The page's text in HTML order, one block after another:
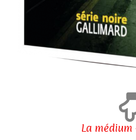
La médium